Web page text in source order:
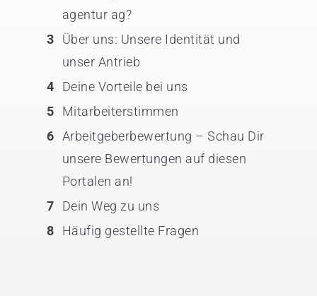
agentur ag?
3
Über uns: Unsere Identität und
unser Antrieb
4
Deine Vorteile bei uns
5
Mitarbeiterstimmen
6 Arbeitgeberbewertung – Schau Dir
unsere Bewertungen auf diesen
Portalen an!
7
Dein Weg zu uns
8
Häufig gestellte Fragen